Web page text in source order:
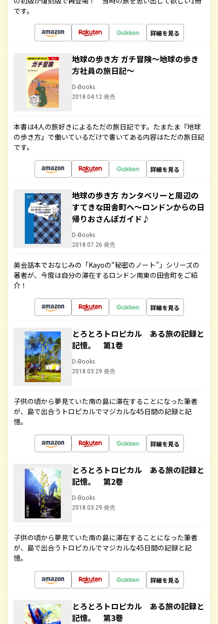
です。
詳細を見る
地球の歩き方 ガチ冒険～地球の歩き
方社員の旅日記～
D-Books
2018.04.12 発売
本書は4人の旅好きによるただの旅日記です。たまたま『地球
の歩き方』で働いているだけで書いてある内容はただの旅日記
です。
詳細を見る
地球の歩き方 カンタベリーと周辺の
すてきな田舎町へ～ロンドンからの日
帰りおさんぽガイド♪
D-Books
2018.07.26 発売
英会話本でおなじみの「Kayoの“秘密のノート”」シリーズの
著者が、今度は自分の滞在するロンドン南東の田舎町をご紹
介！
詳細を見る
とろとろトロピカル ある旅の記録と
記憶。 第1巻
D-Books
2018.03.29 発売
子供の頃から夢見ていた南の島に滞在することになった筆者
が、島で出合うトロピカルでマジカルな45日間の記録と記
憶。
詳細を見る
とろとろトロピカル ある旅の記録と
記憶。 第2巻
D-Books
2018.03.29 発売
子供の頃から夢見ていた南の島に滞在することになった筆者
が、島で出合うトロピカルでマジカルな45日間の記録と記
憶。
詳細を見る
とろとろトロピカル ある旅の記録と
記憶。 第3巻